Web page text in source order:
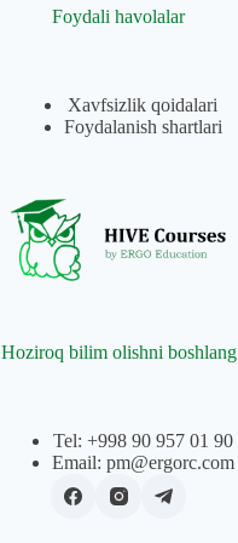
Foydali havolalar
Xavfsizlik qoidalari
Foydalanish shartlari
Hoziroq bilim olishni boshlang
Tel: +998 90 957 01 90
Email: pm@ergorc.com